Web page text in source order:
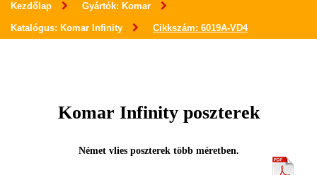
Kezdőlap Gyártók: Komar
Katalógus: Komar Infinity Cikkszám: 6019A-VD4
Komar Infinity poszterek
Német vlies poszterek több méretben.